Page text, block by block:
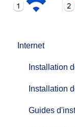
Internet
Installation
Installation
Guides